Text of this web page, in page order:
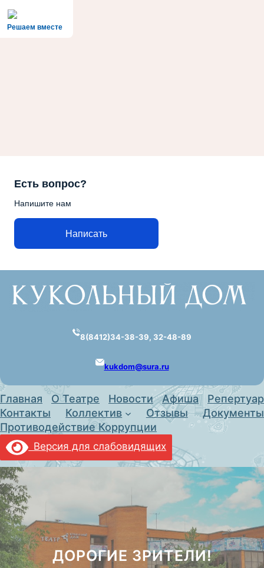
Решаем вместе
Есть вопрос?
Напишите нам
Написать
содержимому
8(8412)34-38-39, 32-48-89
kukdom@sura.ru
Главная О Театре Новости Афиша
Репертуар
Контакты
Коллектив Отзывы
Документы
Противодействие Коррупции
Версия для слабовидящих
ДОРОГИЕ ЗРИТЕЛИ!